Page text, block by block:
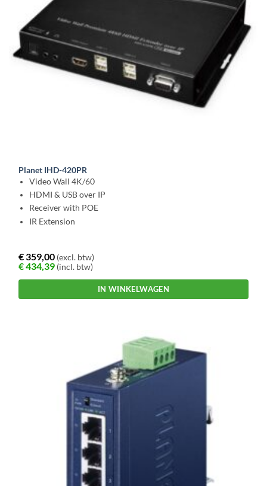
Planet IHD-420PR
Video Wall 4K/60
HDMI & USB over IP
Receiver with POE
IR Extension
€359,00 (excl. btw)
€434,39 (incl. btw)
IN WINKELWAGEN